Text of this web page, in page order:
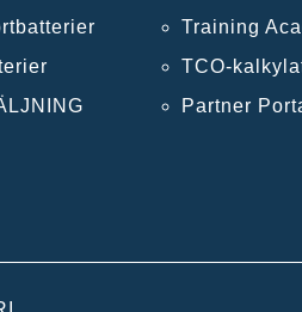
Training
TCO-
Partner